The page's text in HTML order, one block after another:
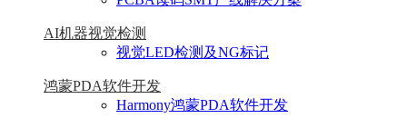
AI机器视觉检测
视觉LED检测及NG标记
鸿蒙PDA软件开发
Harmony鸿蒙PDA软件开发